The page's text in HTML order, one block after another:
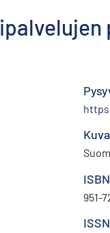
ISBN
951-
ISSN